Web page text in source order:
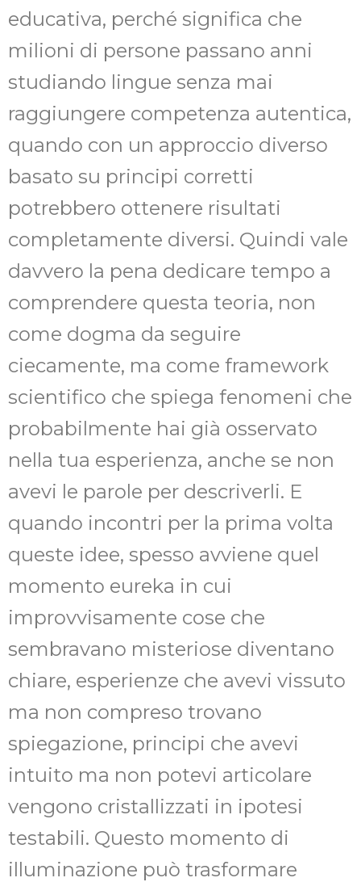
educativa, perché significa che
milioni di persone passano anni
studiando lingue senza mai
raggiungere competenza autentica,
quando con un approccio diverso
basato su principi corretti
potrebbero ottenere risultati
completamente diversi. Quindi vale
davvero la pena dedicare tempo a
comprendere questa teoria, non
come dogma da seguire
ciecamente, ma come framework
scientifico che spiega fenomeni che
probabilmente hai già osservato
nella tua esperienza, anche se non
avevi le parole per descriverli. E
quando incontri per la prima volta
queste idee, spesso avviene quel
momento eureka in cui
improvvisamente cose che
sembravano misteriose diventano
chiare, esperienze che avevi vissuto
ma non compreso trovano
spiegazione, principi che avevi
intuito ma non potevi articolare
vengono cristallizzati in ipotesi
testabili. Questo momento di
illuminazione può trasformare